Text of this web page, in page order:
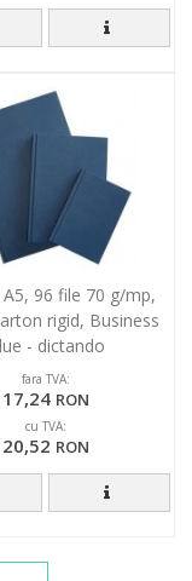
A5, 96 file 70 g/mp,
rigid, Business
- dictando
fara TVA:
17,24 RON
cu TVA:
20,52 RON